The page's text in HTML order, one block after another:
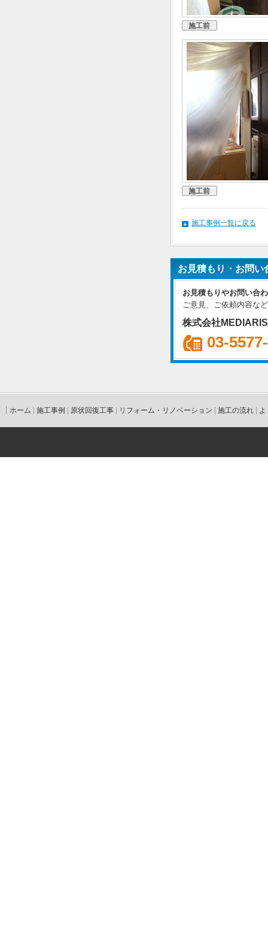
施工前
施工前
施工事例一覧に戻る
お見積もり・お問い
お見積もりやお問い合
ご意見、ご依頼内容な
株式会社
03-
ホーム 施工事例 原状回復工事 リフォーム・リノベーション 施工の流れ よ